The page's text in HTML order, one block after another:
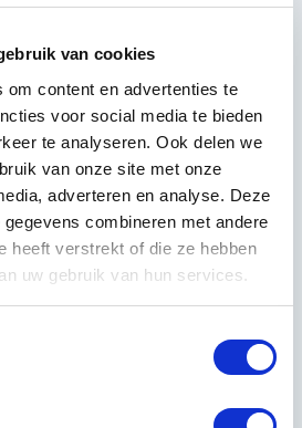
van cookies
om content en advertenties te
voor social media te bieden
te analyseren. Ook delen we
van onze site met onze
adverteren en analyse. Deze
combineren met andere
heeft verstrekt of die ze hebben
uw gebruik van hun services.
je in beeld brengt.